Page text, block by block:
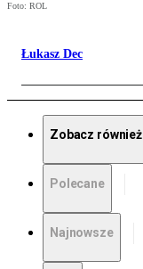
Foto: ROL
Łukasz Dec
Zobacz również
Polecane
Najnowsze